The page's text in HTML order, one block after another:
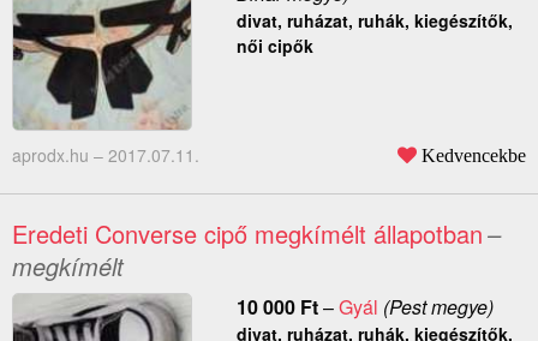
divat, ruházat, ruhák, kiegészítők,
női cipők
aprodx.hu – 2017.07.11. Kedvencekbe
Eredeti Converse cipő megkímélt állapotban–
megkímélt
10 000 Ft–Gyál (Pest megye)
divat, ruházat, ruhák, kiegészítők,